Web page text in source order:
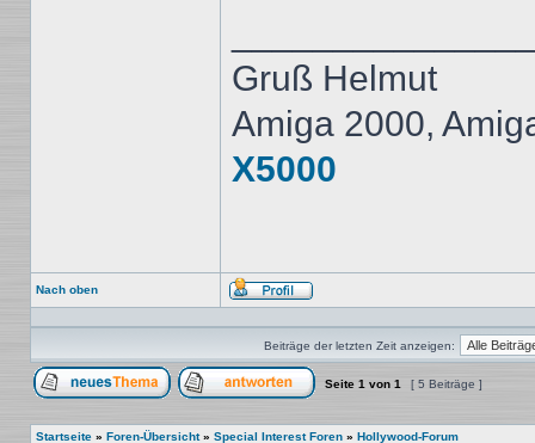
Gruß Helmut
Amiga 2000,
X5000
Nach oben
Profil
Beiträge der letzten Zeit anzeigen:
Seite 1 von 1 [ 5 Beiträge ]
Startseite » Foren-Übersicht» Special Interest Foren » Hollywood-Forum